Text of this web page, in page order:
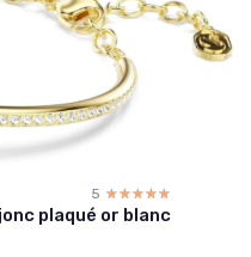
5 ☆☆☆☆☆
★★★★★
plaqué or blanc